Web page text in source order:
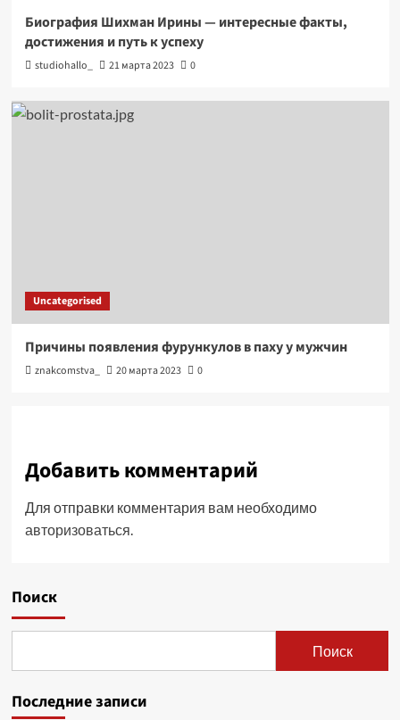
Биография Шихман Ирины — интересные факты,
достижения и путь к успеху
studiohallo_ 21 марта 2023 0
Uncategorised
Причины появления фурункулов в паху у мужчин
znakcomstva_ 20 марта 2023 0
Добавить комментарий
Для отправки комментария вам необходимо
авторизоваться.
Поиск
Поиск
Последние записи